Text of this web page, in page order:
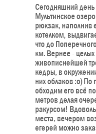
Сегодняшний день
Мультинское
рюкзак, наполнив
котелком,
что до
км. Вернее -
живописнейшей
кедры, в
них облаков :о) По
обходим его всё
метров делая
ракурсом!
места, вечером
егерей можно